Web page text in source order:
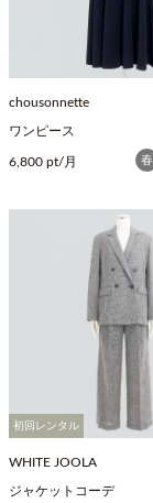
chousonnette
ワンピース
6,800 pt/月 春
初回レンタル
WHITE JOOLA
ジャケットコーデ